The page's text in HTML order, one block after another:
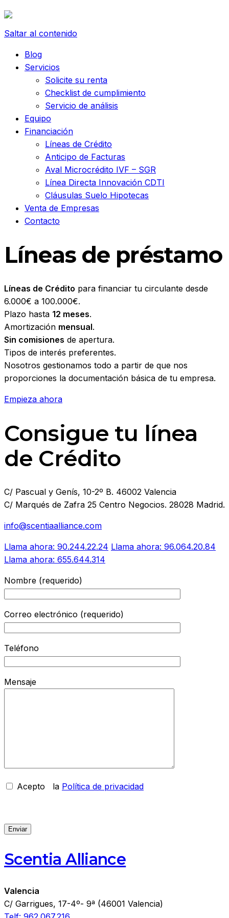
Saltar al contenido
Blog
Servicios
Solicite su renta
Checklist de cumplimiento
Servicio de análisis
Equipo
Financiación
Líneas de Crédito
Anticipo de Facturas
Aval Microcrédito IVF – SGR
Línea Directa Innovación CDTI
Cláusulas Suelo Hipotecas
Venta de Empresas
Contacto
Líneas de préstamo
Líneas de Crédito para financiar tu circulante desde
6.000€ a 100.000€.
Plazo hasta 12 meses.
Amortización mensual.
Sin comisiones de apertura.
Tipos de interés preferentes.
Nosotros gestionamos todo a partir de que nos
proporciones la documentación básica de tu empresa.
Empieza ahora
Consigue tu línea
de Crédito
C/ Pascual y Genís, 10-2º B. 46002 Valencia
C/ Marqués de Zafra 25 Centro Negocios. 28028 Madrid.
info@scentiaalliance.com
Llama ahora: 90.244.22.24 Llama ahora: 96.064.20.84
Llama ahora: 655.644.314
Nombre (requerido)
Correo electrónico (requerido)
Teléfono
Mensaje
Acepto la Política de privacidad
Scentia Alliance
Valencia
C/ Garrigues, 17-4º- 9ª (46001 Valencia)